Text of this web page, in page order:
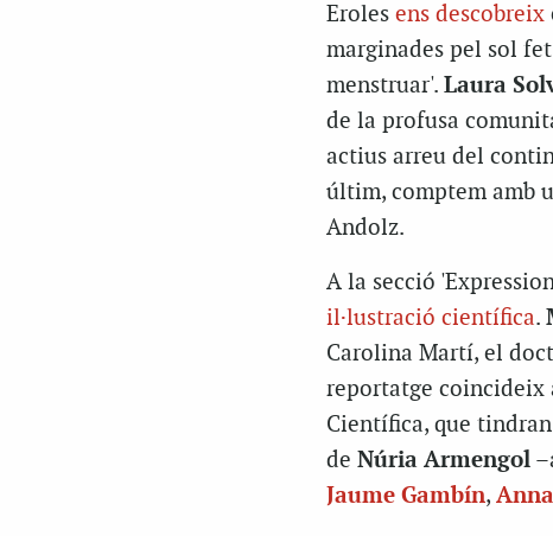
Eroles ens descobreix
marginades pel sol
menstruar'. Laura
de la profusa
actius arreu del
últim, comptem amb
Andolz.
A la secció
il·lustració científica.
Carolina Martí, el
reportatge coincideix
Científica, que
de Núria Armengol
Jaume Gambín,